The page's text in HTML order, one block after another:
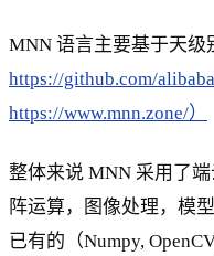
MNN 语言主要基于天级
https://github.com/
https://www.mnn.zone/）
整体来说 MNN 采用了
阵运算，图像处理，模
已有的（Numpy,